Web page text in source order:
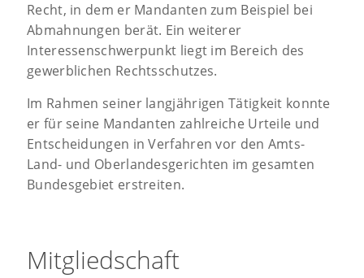
Recht, in dem er Mandanten zum Beispiel bei
Abmahnungen berät. Ein weiterer
Interessenschwerpunkt liegt im Bereich des
gewerblichen Rechtsschutzes.
Im Rahmen seiner langjährigen Tätigkeit konnte
er für seine Mandanten zahlreiche Urteile und
Entscheidungen in Verfahren vor den Amts-
Land- und Oberlandesgerichten im gesamten
Bundesgebiet erstreiten.
Mitgliedschaft